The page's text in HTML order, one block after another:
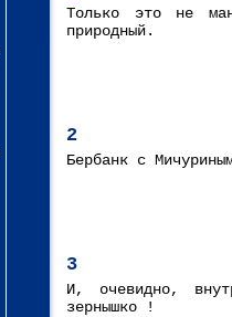
Только это не
природный.
2
Бербанк с
3
И, очевидно,
зернышко !